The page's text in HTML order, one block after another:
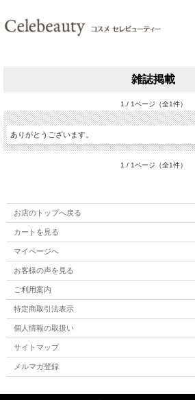
雑誌掲載
1 / 1ページ（全1件）
ありがとうございます。
1 / 1ページ（全1件）
お店のトップへ戻る
カートを見る
マイページへ
お客様の声を見る
ご利用案内
特定商取引法表示
個人情報の取扱い
サイトマップ
メルマガ登録